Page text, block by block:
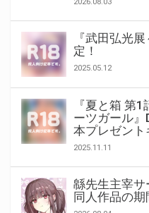
2026.08.03
『武田弘光
定！
2025.05.12
『夏と箱 第
ーツガール』
本プレゼント
2025.11.11
緜先生主宰サ
同人作品の期